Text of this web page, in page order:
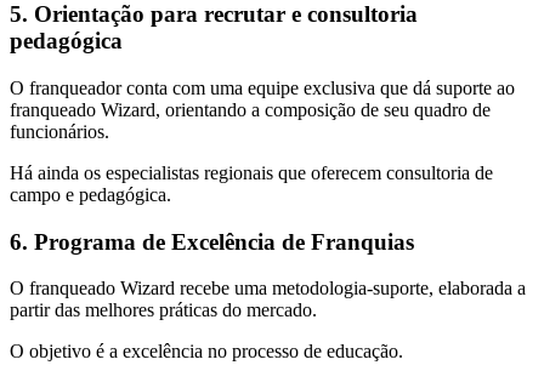
5. Orientação para recrutar e consultoria
pedagógica
O franqueador conta com uma equipe exclusiva que dá suporte ao
franqueado Wizard, orientando a composição de seu quadro de
funcionários.
Há ainda os especialistas regionais que oferecem consultoria de
campo e pedagógica.
6. Programa de Excelência de Franquias
O franqueado Wizard recebe uma metodologia-suporte, elaborada a
partir das melhores práticas do mercado.
O objetivo é a excelência no processo de educação.